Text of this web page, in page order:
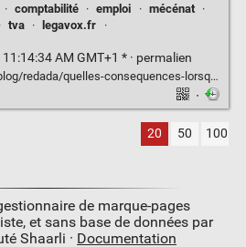
· comptabilité · emploi · mécénat
·
· tva · legavox.fr
·
AM GMT+1 * · permalien
consequences-lorsqu-association-relations-33244.htm
·
20 50 100
de marque-pages
et sans base de données par
Shaarli · Documentation